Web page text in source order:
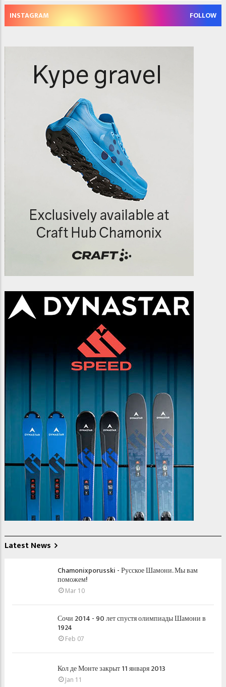
INSTAGRAM FOLLOW
Latest News
Chamonixporusski - Русское Шамони. Мы вам
поможем!
Mar 10
Сочи 2014 - 90 лет спустя олимпиады Шамони в
1924
Feb 07
Кол де Монте закрыт 11 января 2013
Jan 11